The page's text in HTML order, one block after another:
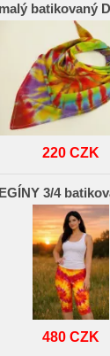
batikovaný
220 CZK
3/4
480 CZK